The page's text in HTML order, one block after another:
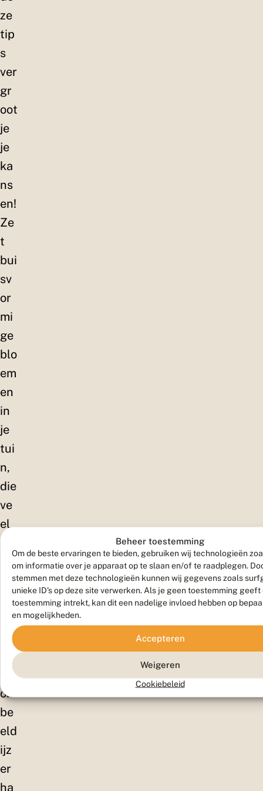
Beheer toestemming
Om de beste ervaringen te bieden, gebruiken wij technologieën
om informatie over je apparaat op te slaan en/of te raadplegen.
stemmen met deze technologieën kunnen wij gegevens zoals
unieke ID's op deze site verwerken. Als je geen toestemming geeft
toestemming intrekt, kan dit een nadelige invloed hebben op
en mogelijkheden.
Accepteren
Weigeren
Cookiebeleid
ze
tip
s
ver
gr
oot
je
je
ka
ns
en!
Ze
t
bui
sv
or
mi
ge
blo
em
en
in
je
tui
n,
die
ve
el
cta
he
bb
en.
or
be
eld
ijz
er
ha